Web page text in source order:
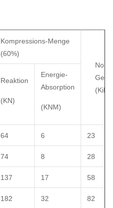
Kompressions-Menge
(60%)
Reaktion
(KN)
Energie-
Absorption
(KNM)
64 6 23
74 8 28
137 17 58
182 32 82